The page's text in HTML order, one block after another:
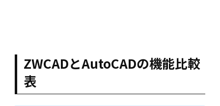
ZWCADとAutoCADの機能比較
表